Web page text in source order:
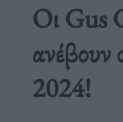
Οι Gus
2024!